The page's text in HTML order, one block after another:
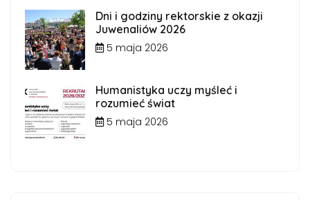
Dni i godziny rektorskie z okazji
Juwenaliów 2026
5 maja 2026
Humanistyka uczy myśleć i
rozumieć świat
5 maja 2026